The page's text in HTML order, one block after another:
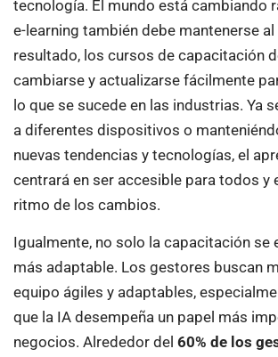
tecnología. El mundo está cambiando
e-learning también debe mantenerse
resultado, los cursos de capacitación
cambiarse y actualizarse fácilmente
lo que se sucede en las industrias. Ya
a diferentes dispositivos o
nuevas tendencias y tecnologías, el
centrará en ser accesible para todos y
ritmo de los cambios.
Igualmente, no solo la capacitación se
más adaptable. Los gestores buscan
equipo ágiles y adaptables,
que la IA desempeña un papel más
negocios. Alrededor del 60% de los